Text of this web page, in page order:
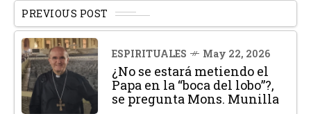
PREVIOUS POST
ESPIRITUALES May 22, 2026
¿No se estará metiendo el
Papa en la “boca del lobo”?,
se pregunta Mons. Munilla